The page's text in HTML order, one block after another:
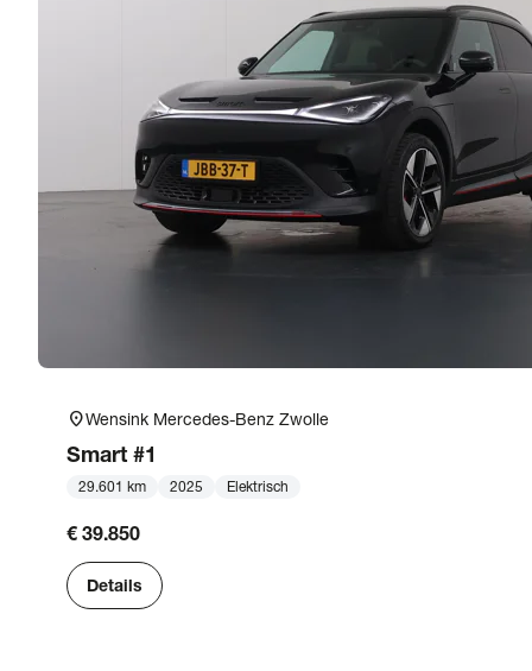
location_onWensink Mercedes-Benz Zwolle
Smart #1
29.601 km 2025 Elektrisch
€ 39.850
Details